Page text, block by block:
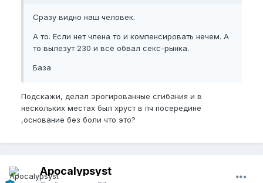
Сразу видно наш человек.
А то. Если нет члена то и компенсировать нечем. А
то вылезут 230 и всё обвал секс-рынка.
База
Подскажи, делал эрогированные сгибания и в
нескольких местах был хруст в пч посередине
,основание без боли что это?
Apocalypsyst